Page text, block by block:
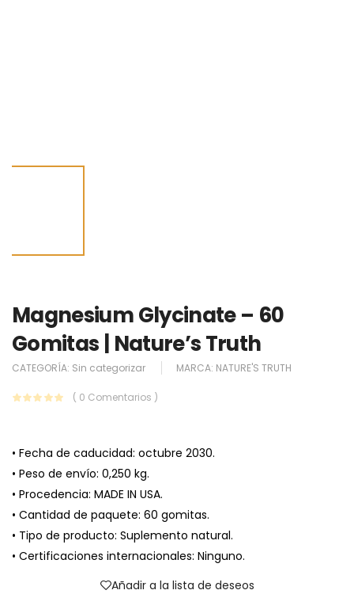
Magnesium Glycinate – 60
Gomitas | Nature’s Truth
CATEGORÍA: Sin categorizar MARCA: NATURE'S TRUTH
( 0 Comentarios )
• Fecha de caducidad: octubre 2030.
• Peso de envío: 0,250 kg.
• Procedencia: MADE IN USA.
• Cantidad de paquete: 60 gomitas.
• Tipo de producto: Suplemento natural.
• Certificaciones internacionales: Ninguno.
Añadir a la lista de deseos